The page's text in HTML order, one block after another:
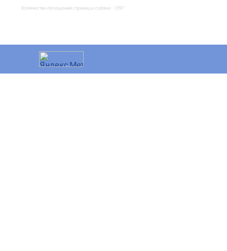
Количество посещений страницы собаки - 1397